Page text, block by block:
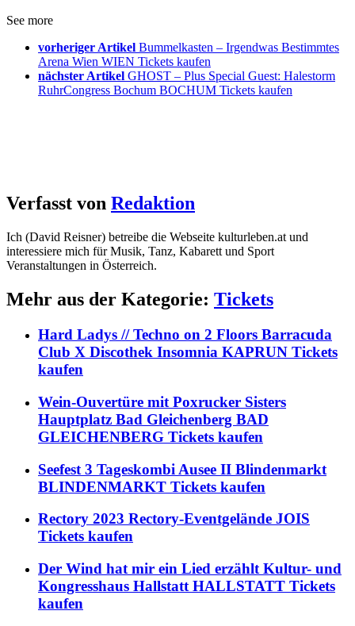
See more
vorheriger Artikel Bummelkasten – Irgendwas Bestimmtes
Arena Wien WIEN Tickets kaufen
nächster Artikel GHOST – Plus Special Guest: Halestorm
RuhrCongress Bochum BOCHUM Tickets kaufen
Verfasst von Redaktion
Ich (David Reisner) betreibe die Webseite kulturleben.at und
interessiere mich für Musik, Tanz, Kabarett und Sport
Veranstaltungen in Österreich.
Mehr aus der Kategorie: Tickets
Hard Ladys // Techno on 2 Floors Barracuda
Club X Discothek Insomnia KAPRUN Tickets
kaufen
Wein-Ouvertüre mit Poxrucker Sisters
Hauptplatz Bad Gleichenberg BAD
GLEICHENBERG Tickets kaufen
Seefest 3 Tageskombi Ausee II Blindenmarkt
BLINDENMARKT Tickets kaufen
Rectory 2023 Rectory-Eventgelände JOIS
Tickets kaufen
Der Wind hat mir ein Lied erzählt Kultur- und
Kongresshaus Hallstatt HALLSTATT Tickets
kaufen